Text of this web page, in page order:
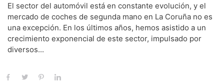
El sector del automóvil está en constante evolución, y el
mercado de coches de segunda mano en La Coruña no es
una excepción. En los últimos años, hemos asistido a un
crecimiento exponencial de este sector, impulsado por
diversos...